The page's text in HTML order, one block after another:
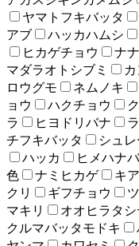
ヤマトフキバッタ
アブ
ハッカハムシ
ヒカゲチョウ
ナ
マダラオトシブミ
ロウグモ
ネムノキ
ョウ
ハクチョウ
ラ
ヒヨドリバナ
チフキバッタ
シュ
ハッカ
ヒメハナ
色
ナミヒカゲ キ
クリ
ギフチョウ
マキリ
オオヒラタ
クルマバッタモドキ